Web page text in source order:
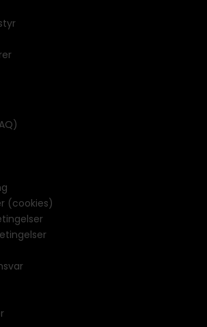
(cookies)